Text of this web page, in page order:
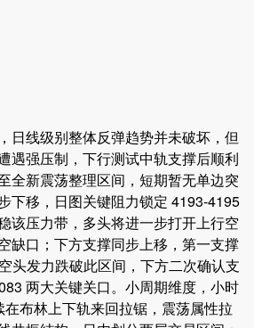
线级别整体反弹趋势并未破坏，但
遇强压制，下行测试中轨支撑后顺利
全新震荡整理区间，短期暂无单边突
下移，日图关键阻力锁定 4193-4195
该压力带，多头将进一步打开上行空
缺口；下方支撑同步上移，第一支撑
头发力跌破此区间，下方二次确认支
两大关键关口。小周期维度，小时
布林上下轨来回拉锯，震荡属性拉